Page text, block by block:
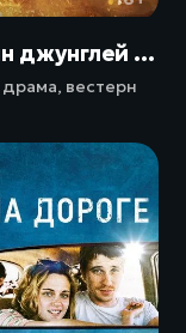
Хозяин джунглей / El Ardor (2014)
драма, вестерн